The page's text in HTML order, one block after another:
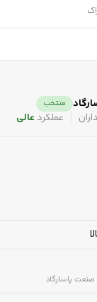
منتخب
عملکرد عالی
پاسارگاد